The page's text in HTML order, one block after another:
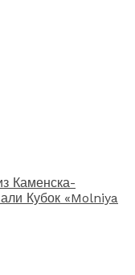
Каменска-
Кубок «Molniya